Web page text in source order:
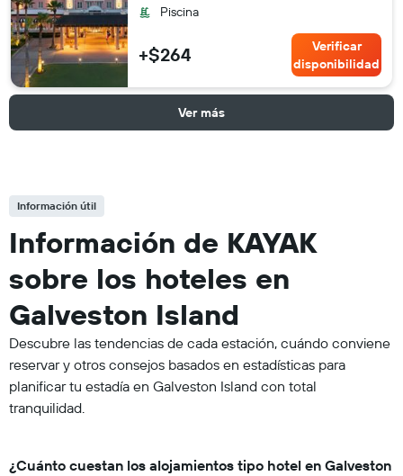
Piscina
+$264
Verificar
disponibilidad
Ver más
Información útil
Información de KAYAK
sobre los hoteles en
Galveston Island
Descubre las tendencias de cada estación, cuándo conviene
reservar y otros consejos basados en estadísticas para
planificar tu estadía en Galveston Island con total
tranquilidad.
¿Cuánto cuestan los alojamientos tipo hotel en Galveston